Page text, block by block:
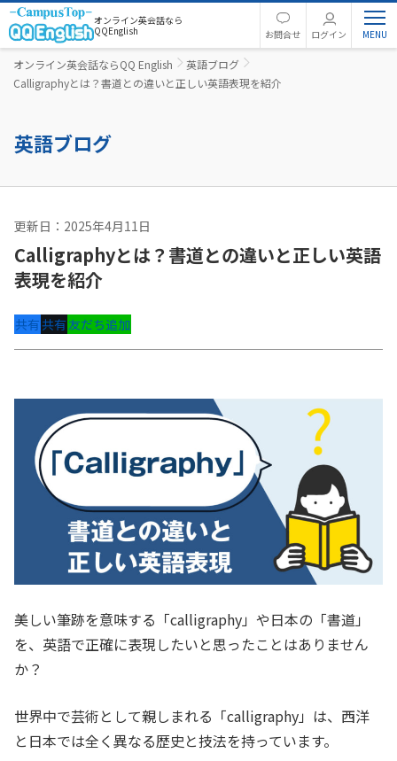
オンライン英会話なら
QQEnglish
お問合せ ログイン
オンライン英会話ならQQ English
英語ブログ
Calligraphyとは？書道との違いと正しい英語表現を紹介
英語ブログ
更新日：2025年4月11日
Calligraphyとは？書道との違いと正しい英語
表現を紹介
共有共有友だち追加
美しい筆跡を意味する「calligraphy」や日本の「書道」
を、英語で正確に表現したいと思ったことはありません
か？
世界中で芸術として親しまれる「calligraphy」は、西洋
と日本では全く異なる歴史と技法を持っています。